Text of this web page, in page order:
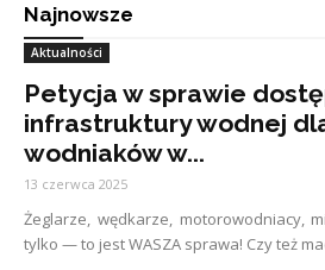
Najnowsze
Aktualności
Petycja w sprawie
infrastruktury wodnej
wodniaków w...
13 czerwca 2025
Żeglarze, wędkarze, motorowodniacy,
tylko — to jest WASZA sprawa! Czy też